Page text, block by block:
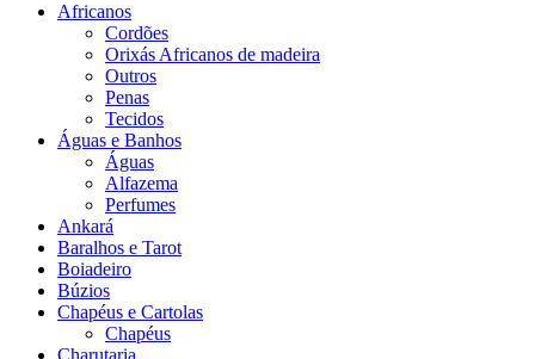
Africanos
Cordões
Orixás Africanos de madeira
Outros
Penas
Tecidos
Águas e Banhos
Águas
Alfazema
Perfumes
Ankará
Baralhos e Tarot
Boiadeiro
Búzios
Chapéus e Cartolas
Chapéus